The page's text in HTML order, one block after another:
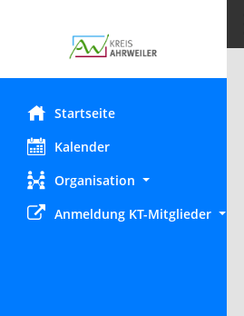
Startseite
Kalender
Organisation
Anmeldung KT-Mitglieder